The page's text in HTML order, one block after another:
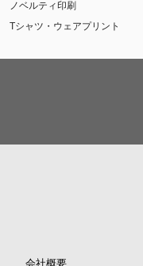
ノベルティ印刷
Tシャツ・ウェアプリント
会社概要